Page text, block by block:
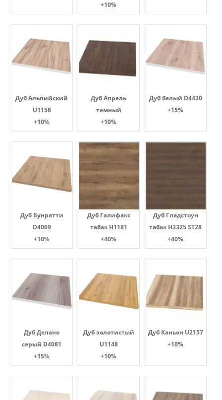
+10%
Дуб Альпийский
U1158
+10%
Дуб Апрель
темный
+10%
Дуб белый D4430
+15%
Дуб Бунратти
D4069
+10%
Дуб Галифакс
табак Н1181
+40%
Дуб Гладстоун
табак H3325 ST28
+40%
Дуб Делано
серый D4081
+15%
Дуб золотистый
U1148
+10%
Дуб Каньон U2157
+10%